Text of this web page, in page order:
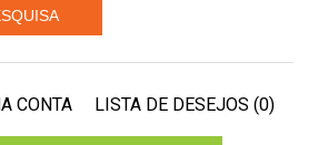
CONTA LISTA DE DESEJOS (0)